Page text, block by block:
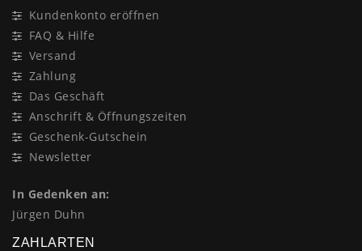
Kundenkonto eröffnen
FAQ & Hilfe
Versand
Zahlung
Das Geschäft
Anschrift & Öffnungszeiten
Geschenk-Gutschein
Newsletter
In Gedenken an:
Jürgen Duhn
ZAHLARTEN